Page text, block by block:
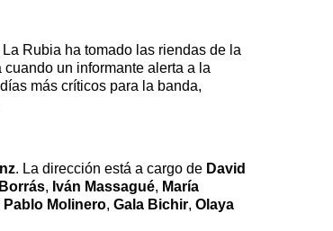
Rubia ha tomado las riendas de la
un informante alerta a la
más críticos para la banda,
. La dirección está a cargo de David
, Iván Massagué, María
Pablo Molinero, Gala Bichir, Olaya